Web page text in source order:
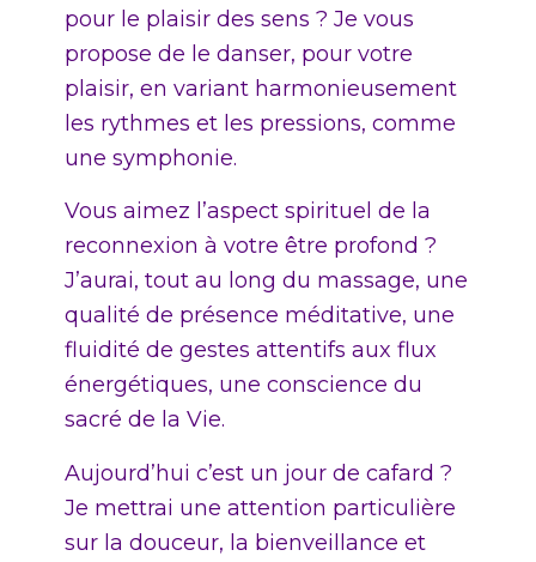
pour le plaisir des sens ? Je vous
propose de le danser, pour votre
plaisir, en variant harmonieusement
les rythmes et les pressions, comme
une symphonie.
Vous aimez l’aspect spirituel de la
reconnexion à votre être profond ?
J’aurai, tout au long du massage, une
qualité de présence méditative, une
fluidité de gestes attentifs aux flux
énergétiques, une conscience du
sacré de la Vie.
Aujourd’hui c’est un jour de cafard ?
Je mettrai une attention particulière
sur la douceur, la bienveillance et